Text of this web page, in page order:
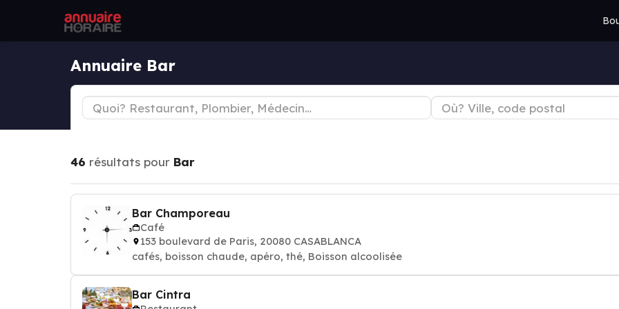
Annuaire Bar
46 résultats pour Bar
Bar Champoreau
Café
153 boulevard de Paris, 20080 CASABLANCA
cafés, boisson chaude, apéro, thé, Boisson alcoolisée
Bar Cintra